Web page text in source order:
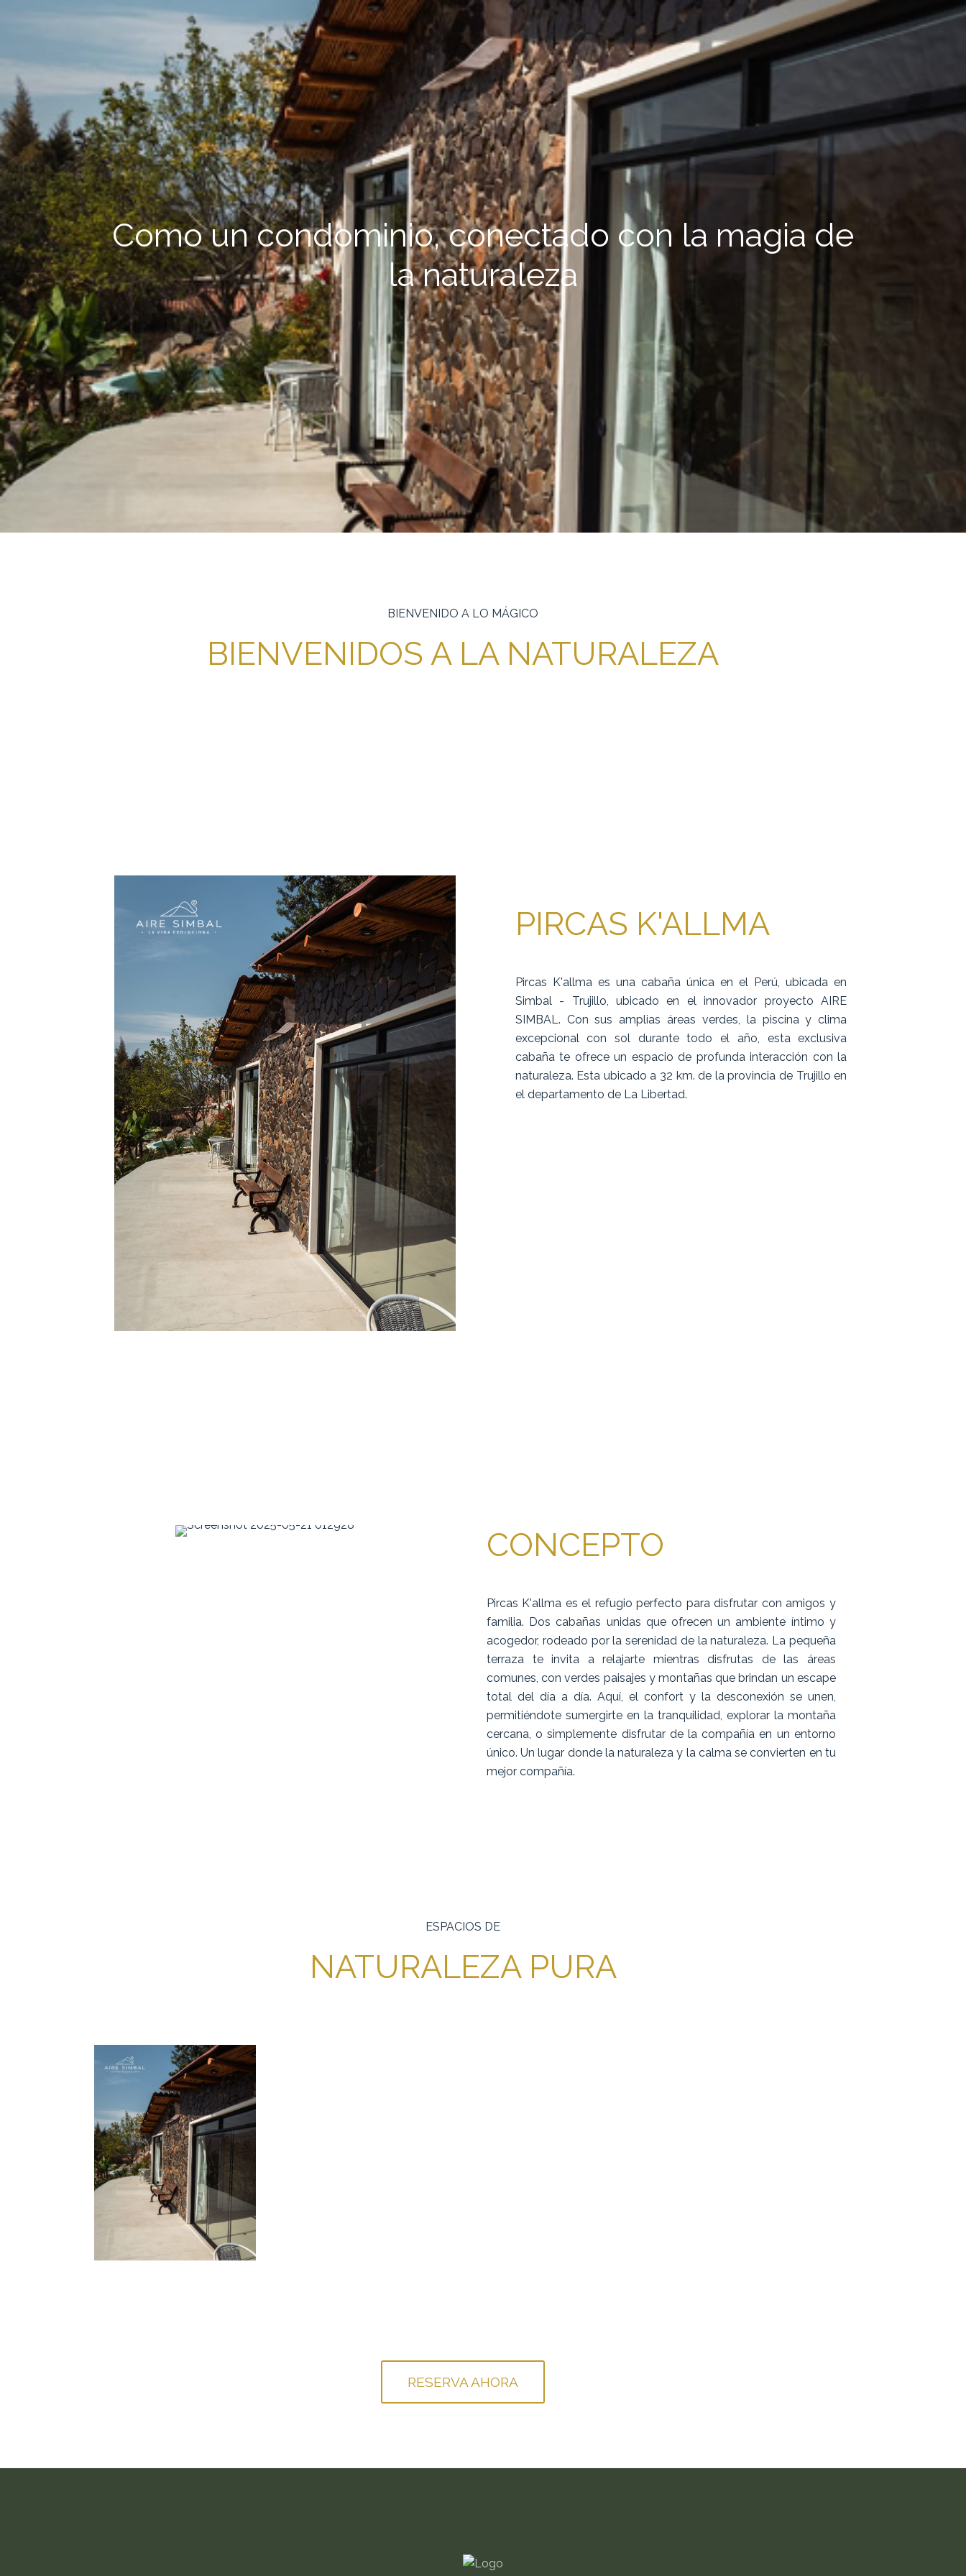
Como un condominio, conectado con la magia de
la naturaleza
BIENVENIDO A LO MÁGICO
BIENVENIDOS A LA NATURALEZA
PIRCAS K'ALLMA
Pircas K'allma es una cabaña única en el Perú, ubicada en
Simbal - Trujillo, ubicado en el innovador proyecto AIRE
SIMBAL. Con sus amplias áreas verdes, la piscina y clima
excepcional con sol durante todo el año, esta exclusiva
cabaña te ofrece un espacio de profunda interacción con la
naturaleza. Esta ubicado a 32 km. de la provincia de Trujillo en
el departamento de La Libertad.
CONCEPTO
Pircas K'allma es el refugio perfecto para disfrutar con amigos y
familia. Dos cabañas unidas que ofrecen un ambiente íntimo y
acogedor, rodeado por la serenidad de la naturaleza. La pequeña
terraza te invita a relajarte mientras disfrutas de las áreas
comunes, con verdes paisajes y montañas que brindan un escape
total del día a día. Aquí, el confort y la desconexión se unen,
permitiéndote sumergirte en la tranquilidad, explorar la montaña
cercana, o simplemente disfrutar de la compañía en un entorno
único. Un lugar donde la naturaleza y la calma se convierten en tu
mejor compañía.
ESPACIOS DE
NATURALEZA PURA
RESERVA AHORA